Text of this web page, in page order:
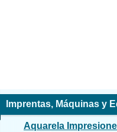
Imprentas, Máquinas y
Aquarela